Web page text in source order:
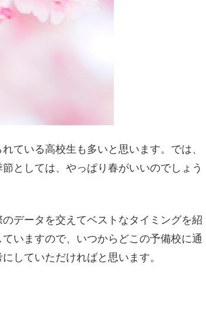
ている高校生も多いと思います。では、
としては、やっぱり春がいいのでしょう
データを交えてベストなタイミングを紹
いますので、いつからどこの予備校に通
していただければと思います。